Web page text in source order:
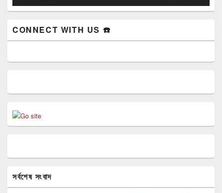
CONNECT WITH US ☎️
সর্বশেষ সংবাদ